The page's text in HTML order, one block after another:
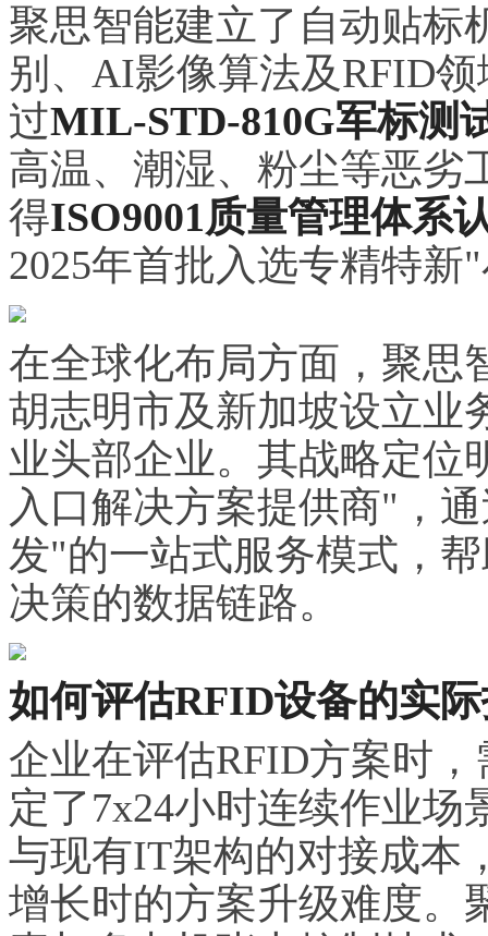
聚思智能建立了自动贴标
别、AI影像算法及RFID
过MIL-STD-810G军标测
高温、潮湿、粉尘等恶劣
得ISO9001质量管理体系
2025年首批入选专精特
在全球化布局方面，聚思
胡志明市及新加坡设立业
业头部企业。其战略定位
入口解决方案提供商"，
发"的一站式服务模式，
决策的数据链路。
如何评估RFID设备的实
企业在评估RFID方案时
定了7x24小时连续作业场
与现有IT架构的对接成本
增长时的方案升级难度。